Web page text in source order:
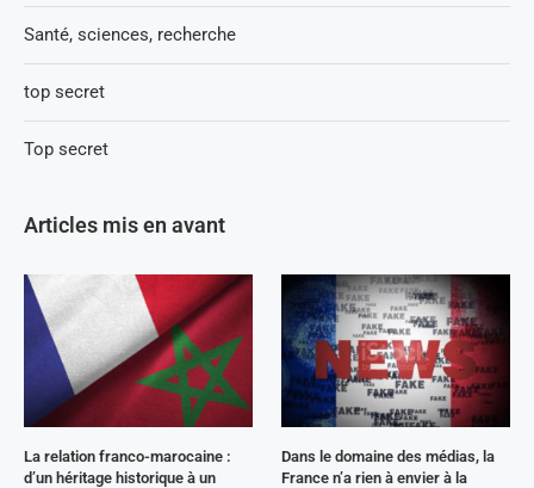
Santé, sciences, recherche
top secret
Top secret
Articles mis en avant
La relation franco-marocaine :
d’un héritage historique à un
Dans le domaine des médias, la
France n’a rien à envier à la